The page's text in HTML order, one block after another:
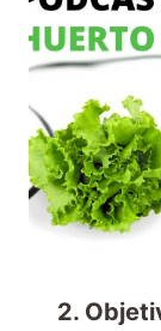
2.